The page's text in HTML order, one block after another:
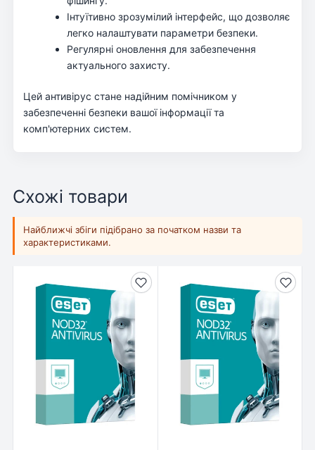
Інтуїтивно зрозумілий інтерфейс, що дозволяє
легко налаштувати параметри безпеки.
Регулярні оновлення для забезпечення
актуального захисту.
Цей антивірус стане надійним помічником у
забезпеченні безпеки вашої інформації та
комп'ютерних систем.
Схожі товари
Найближчі збіги підібрано за початком назви та
характеристиками.